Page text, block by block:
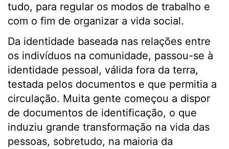
tudo, para regular os modos de trabalho e
com o fim de organizar a vida social.
Da identidade baseada nas relações entre
os indivíduos na comunidade, passou-se à
identidade pessoal, válida fora da terra,
testada pelos documentos e que permitia a
circulação. Muita gente começou a dispor
de documentos de identificação, o que
induziu grande transformação na vida das
pessoas, sobretudo, na maioria da